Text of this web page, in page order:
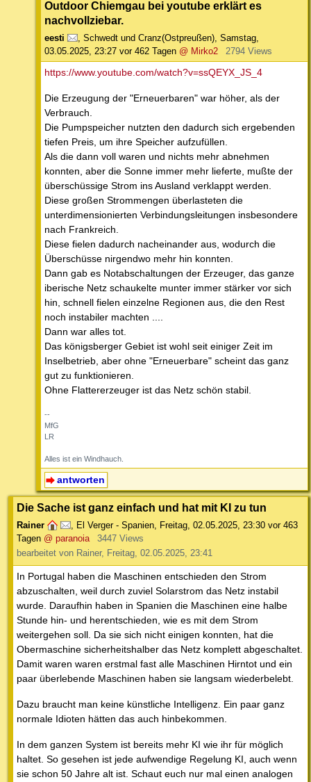
Outdoor Chiemgau bei youtube erklärt es
nachvollziebar.
eesti , Schwedt und Cranz(Ostpreußen), Samstag,
03.05.2025, 23:27 vor 462 Tagen @ Mirko2 2794 Views
https://www.youtube.com/watch?v=ssQEYX_JS_4
Die Erzeugung der "Erneuerbaren" war höher, als der
Verbrauch.
Die Pumpspeicher nutzten den dadurch sich ergebenden
tiefen Preis, um ihre Speicher aufzufüllen.
Als die dann voll waren und nichts mehr abnehmen
konnten, aber die Sonne immer mehr lieferte, mußte der
überschüssige Strom ins Ausland verklappt werden.
Diese großen Strommengen überlasteten die
unterdimensionierten Verbindungsleitungen insbesondere
nach Frankreich.
Diese fielen dadurch nacheinander aus, wodurch die
Überschüsse nirgendwo mehr hin konnten.
Dann gab es Notabschaltungen der Erzeuger, das ganze
iberische Netz schaukelte munter immer stärker vor sich
hin, schnell fielen einzelne Regionen aus, die den Rest
noch instabiler machten ....
Dann war alles tot.
Das königsberger Gebiet ist wohl seit einiger Zeit im
Inselbetrieb, aber ohne "Erneuerbare" scheint das ganz
gut zu funktionieren.
Ohne Flattererzeuger ist das Netz schön stabil.
--
MfG
LR
Alles ist ein Windhauch.
antworten
Die Sache ist ganz einfach und hat mit KI zu tun
Rainer , El Verger - Spanien, Freitag, 02.05.2025, 23:30 vor 463
Tagen @ paranoia
3447 Views
bearbeitet von Rainer, Freitag, 02.05.2025, 23:41
In Portugal haben die Maschinen entschieden den Strom
abzuschalten, weil durch zuviel Solarstrom das Netz instabil
wurde. Daraufhin haben in Spanien die Maschinen eine halbe
Stunde hin- und herentschieden, wie es mit dem Strom
weitergehen soll. Da sie sich nicht einigen konnten, hat die
Obermaschine sicherheitshalber das Netz komplett abgeschaltet.
Damit waren waren erstmal fast alle Maschinen Hirntot und ein
paar überlebende Maschinen haben sie langsam wiederbelebt.
Dazu braucht man keine künstliche Intelligenz. Ein paar ganz
normale Idioten hätten das auch hinbekommen.
In dem ganzen System ist bereits mehr KI wie ihr für möglich
haltet. So gesehen ist jede aufwendige Regelung KI, auch wenn
sie schon 50 Jahre alt ist. Schaut euch nur mal einen analogen